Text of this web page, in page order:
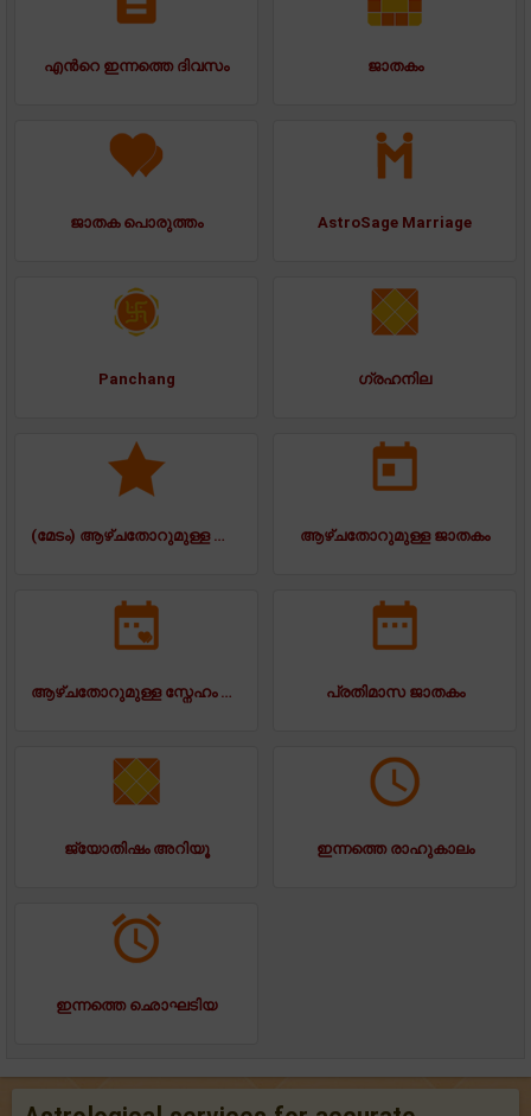
എന്‍റെ ഇന്നത്തെ ദിവസം ജാതകം
ജാതക പൊരുത്തം AstroSage Marriage
Panchang ഗ്രഹനില
(മേടം) ആഴ്ചതോറുമുള്ള ജാതകം ആഴ്ചതോറുമുള്ള ജാതകം
ആഴ്ചതോറുമുള്ള സ്നേഹം ജാതകം പ്രതിമാസ ജാതകം
ജ്യോതിഷം അറിയൂ ഇന്നത്തെ രാഹുകാലം
ഇന്നത്തെ ഛൊഘടിയ